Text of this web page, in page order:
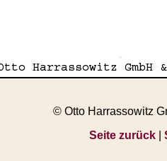
© Otto Harrassowitz
Seite zurück|